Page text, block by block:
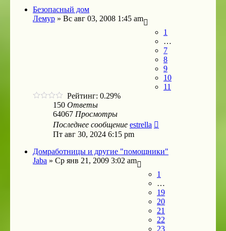
Безопасный дом
Лемур » Вс авг 03, 2008 1:45 am
1
…
7
8
9
10
11
Рейтинг: 0.29%
150 Ответы
64067 Просмотры
Последнее сообщение estrella
Пт авг 30, 2024 6:15 pm
Домработницы и другие "помощники"
Jaba » Ср янв 21, 2009 3:02 am
1
…
19
20
21
22
23